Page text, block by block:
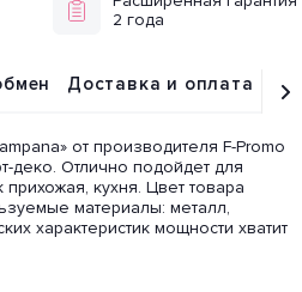
2 года
Доставка и оплата
от производителя F-Promo
деко. Отлично подойдет для
кухня. Цвет товара
материалы: металл,
характеристик мощности хватит